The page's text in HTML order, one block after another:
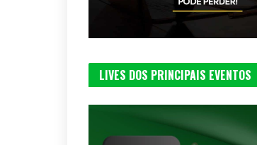
LIVES DOS PRINCIPAIS EVENTOS